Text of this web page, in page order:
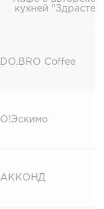
кухней "Здрасте"
DO.BRO Coffee
О!Эскимо
АККОНД